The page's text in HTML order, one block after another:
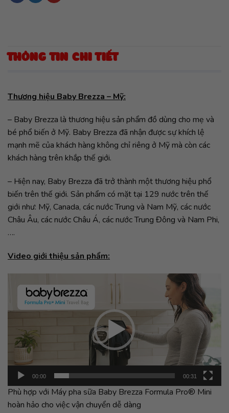
THÔNG TIN CHI TIẾT
Thương hiệu Baby Brezza – Mỹ:
– Baby Brezza là thương hiệu sản phẩm đồ dùng cho mẹ và
bé phổ biến ở Mỹ. Baby Brezza đã nhận được sự khích lệ
mạnh mẽ của khách hàng không chỉ riêng ở Mỹ mà còn các
khách hàng trên khắp thế giới.
– Hiện nay, Baby Brezza đã trở thành một thương hiệu phổ
biến trên thế giới. Sản phẩm có mặt tại 129 nước trên thế
giới như: Mỹ, Canada, các nước Trung và Nam Mỹ, các nước
Châu Âu, các nước Châu Á, các nước Trung Đông và Nam Phi,
….
Video giới thiệu sản phẩm:
Video
00:00 00:31
Phù hợp với Máy pha sữa Baby Brezza Formula Pro® Mini
hoàn hảo cho việc vận chuyển dễ dàng